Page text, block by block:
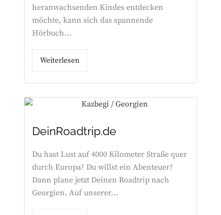
heranwachsenden Kindes entdecken
möchte, kann sich das spannende
Hörbuch...
Weiterlesen
DeinRoadtrip.de
Du hast Lust auf 4000 Kilometer Straße quer
durch Europa? Du willst ein Abenteuer?
Dann plane jetzt Deinen Roadtrip nach
Georgien. Auf unserer...